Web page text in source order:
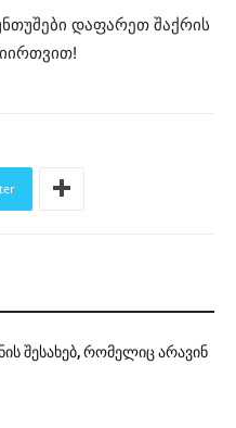
დაფარეთ შაქრის
შესახებ, რომელიც არავინ